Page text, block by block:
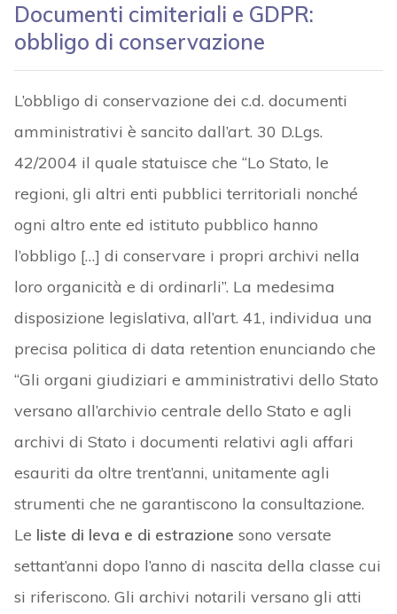
Documenti cimiteriali e GDPR:
obbligo di conservazione
L’obbligo di conservazione dei c.d. documenti
amministrativi è sancito dall’art. 30 D.Lgs.
42/2004 il quale statuisce che “Lo Stato, le
regioni, gli altri enti pubblici territoriali nonché
ogni altro ente ed istituto pubblico hanno
l’obbligo […] di conservare i propri archivi nella
loro organicità e di ordinarli”. La medesima
disposizione legislativa, all’art. 41, individua una
precisa politica di data retention enunciando che
“Gli organi giudiziari e amministrativi dello Stato
versano all’archivio centrale dello Stato e agli
archivi di Stato i documenti relativi agli affari
esauriti da oltre trent’anni, unitamente agli
strumenti che ne garantiscono la consultazione.
Le liste di leva e di estrazione sono versate
settant’anni dopo l’anno di nascita della classe cui
si riferiscono. Gli archivi notarili versano gli atti